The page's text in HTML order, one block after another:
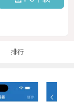
排行